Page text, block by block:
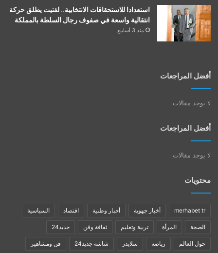
استعدادا للاستحقاقات الانتخابية.. لفتيت يطلق حركة
انتقالية واسعة في صفوف رجال السلطة بالمملكة
منذ 3 أسابيع
أفضل المراجعات
لا يوجد مقالات
أفضل المراجعات
لا يوجد مقالات
محتويات
merhabet tr أخبار جهوية أخبار وطنية اقتصاد السياسية
الصحة المرأة تربية وتعليم ثقافة وفن جديد24
حول العالم رياضة سلايدر شاشة جديد24 فن ومشاهير